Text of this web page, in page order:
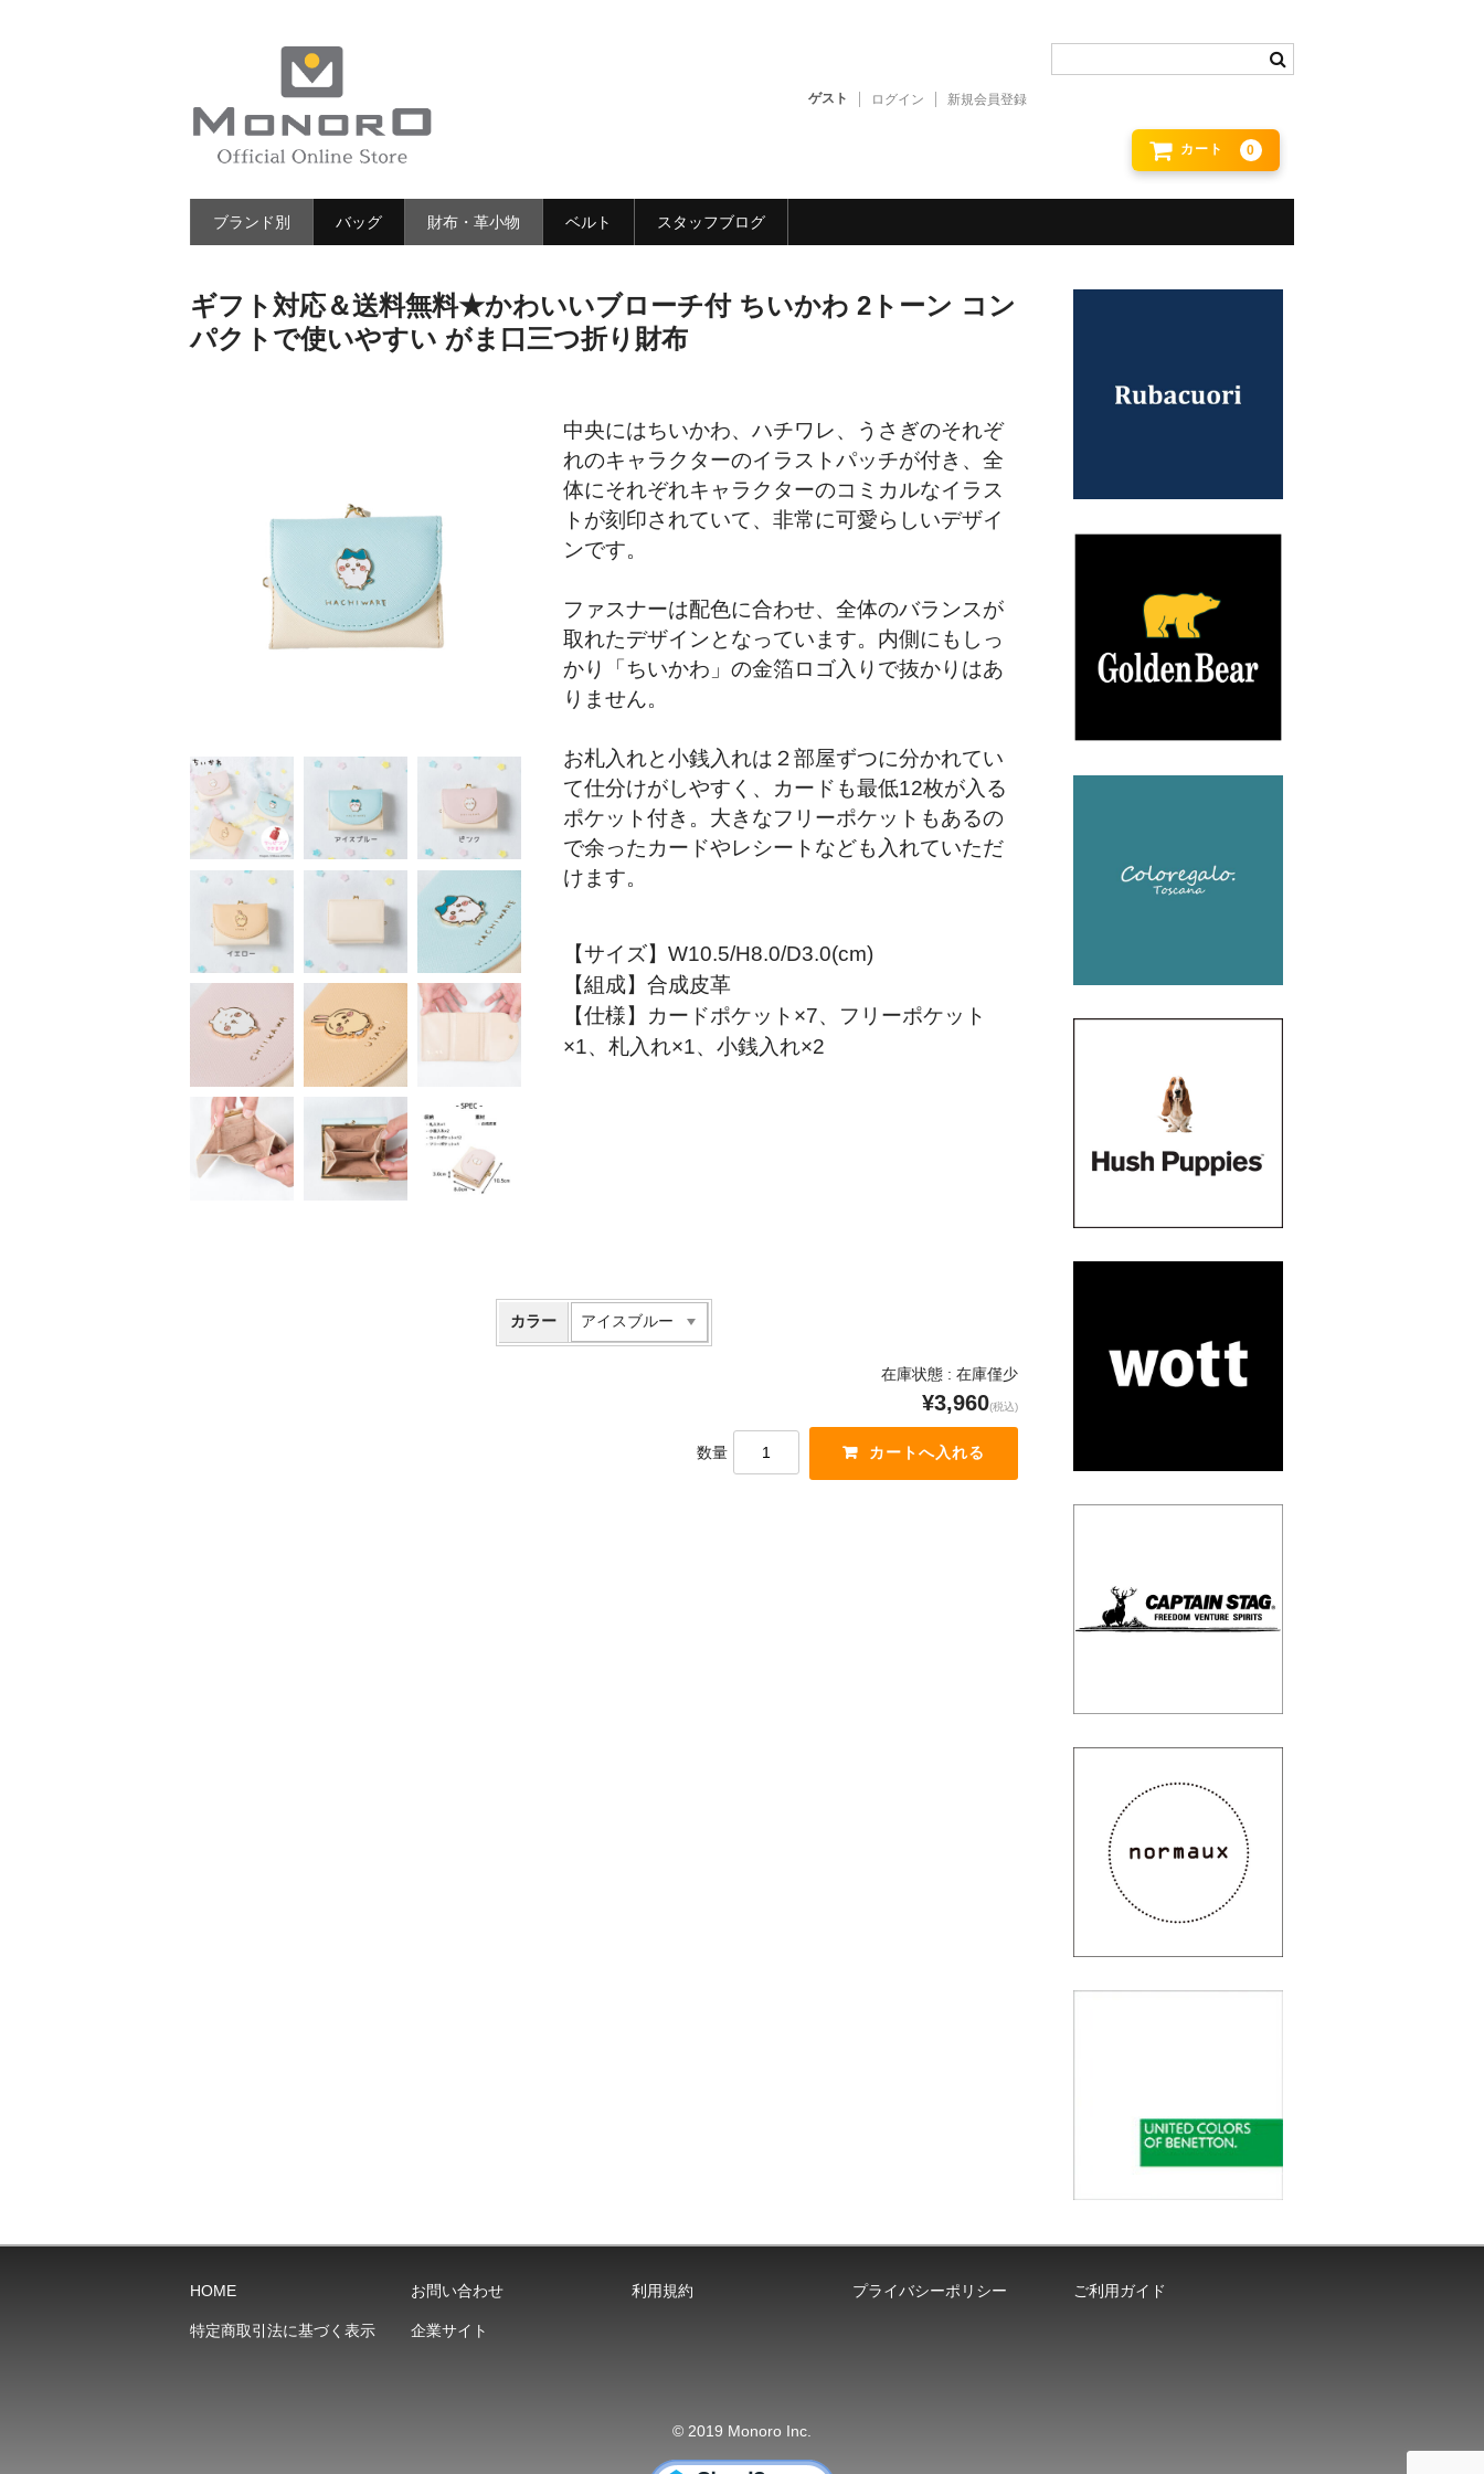
ゲスト ログイン 新規会員登録
カート 0
ブランド別 バッグ 財布・革小物 ベルト スタッフブログ
ギフト対応＆送料無料★かわいいブローチ付 ちいかわ 2トーン コン
パクトで使いやすい がま口三つ折り財布
中央にはちいかわ、ハチワレ、うさぎのそれぞ
れのキャラクターのイラストパッチが付き、全
体にそれぞれキャラクターのコミカルなイラス
トが刻印されていて、非常に可愛らしいデザイ
ンです。
ファスナーは配色に合わせ、全体のバランスが
取れたデザインとなっています。内側にもしっ
かり「ちいかわ」の金箔ロゴ入りで抜かりはあ
りません。
お札入れと小銭入れは２部屋ずつに分かれてい
て仕分けがしやすく、カードも最低12枚が入る
ポケット付き。大きなフリーポケットもあるの
で余ったカードやレシートなども入れていただ
けます。
【サイズ】W10.5/H8.0/D3.0(cm)
【組成】合成皮革
【仕様】カードポケット×7、フリーポケット
×1、札入れ×1、小銭入れ×2
カラー
在庫状態 : 在庫僅少
¥3,960(税込)
数量
HOME お問い合わせ 利用規約 プライバシーポリシー ご利用ガイド
特定商取引法に基づく表示 企業サイト
© 2019 Monoro Inc.